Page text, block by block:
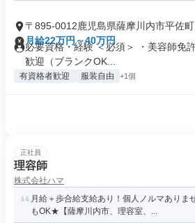
〒895-0012鹿児島県薩摩川内市平佐町
月給22万円～40万円
必要資格・経験 ＜必須＞ ・美容師免
歓迎（ブランクOK...
有資格者歓迎 服装自由 +1個
正社員
理容師
株式会社ハマ
月給＋歩合給支給あり！個人ノルマあり
もOK★【薩摩川内市、理容室、...